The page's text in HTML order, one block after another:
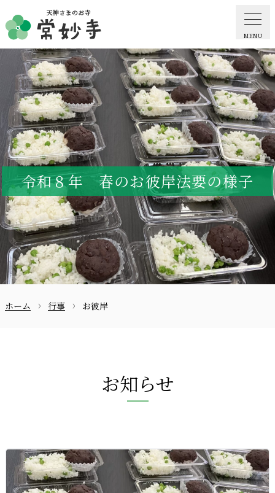
MENU
ホーム
常妙寺紹介
納骨堂・お墓
葬儀・供養・祈祷
ギャラリー
お知らせ
お問合せ
令和８年 春のお彼岸法要の様子
ホーム 行事 お彼岸
お知らせ